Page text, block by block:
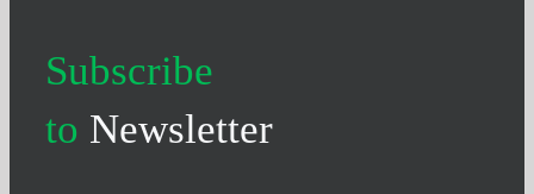
Subscribe
to Newsletter